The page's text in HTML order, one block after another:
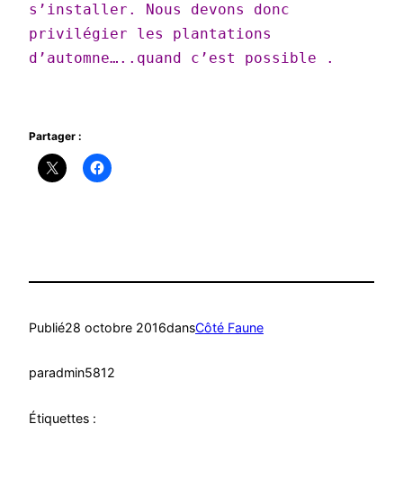
s’installer. Nous devons donc
privilégier les plantations
d’automne…..quand c’est possible .
Partager :
Publié28 octobre 2016dansCôté Faune
paradmin5812
Étiquettes :